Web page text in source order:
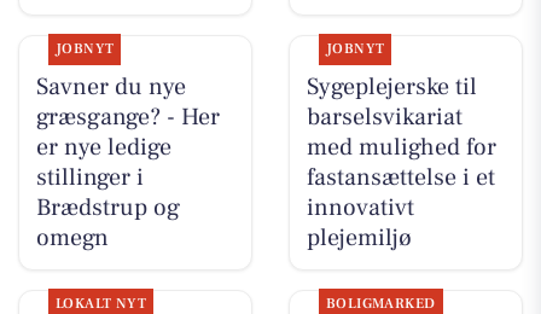
JOBNYT
Savner du nye
græsgange? - Her
er nye ledige
stillinger i
Brædstrup og
omegn
JOBNYT
Sygeplejerske til
barselsvikariat
med mulighed for
fastansættelse i et
innovativt
plejemiljø
LOKALT NYT BOLIGMARKED